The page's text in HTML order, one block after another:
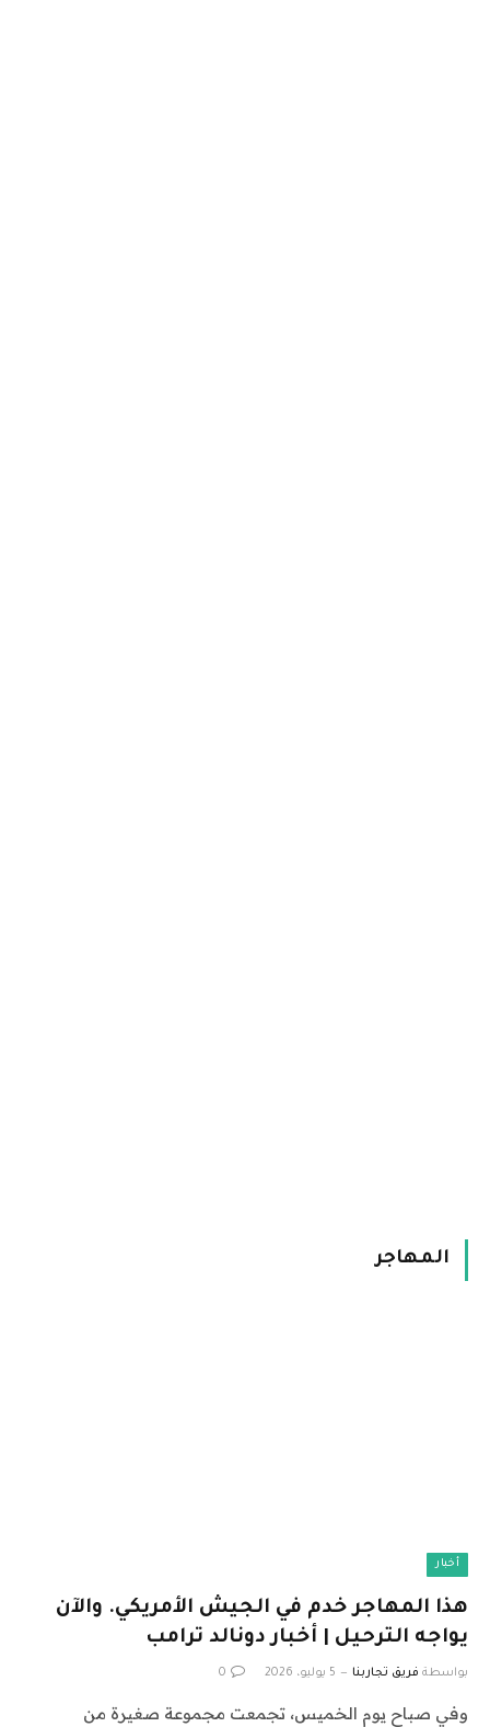
المهاجر
أخبار
هذا المهاجر خدم في الجيش الأمريكي. والآن
يواجه الترحيل | أخبار دونالد ترامب
بواسطة فريق تجاربنا 5 يوليو، 2026 0
وفي صباح يوم الخميس، تجمعت مجموعة صغيرة من